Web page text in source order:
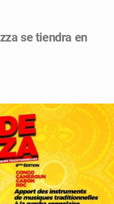
se tiendra en